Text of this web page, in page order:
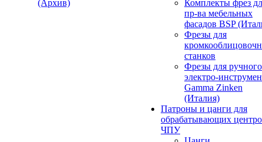
(Архив)
Комплекты фрез
пр-ва мебельных
фасадов BSP
Фрезы для
станков
Фрезы для ручного
электро-
Gamma Zinken
(Италия)
Патроны и цанги для
обрабатывающих
ЧПУ